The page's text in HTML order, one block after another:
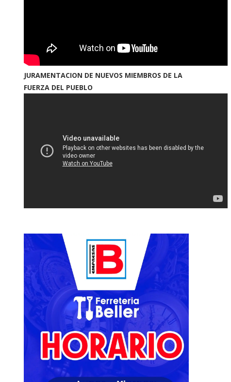
JURAMENTACION DE NUEVOS MIEMBROS DE LA
FUERZA DEL PUEBLO